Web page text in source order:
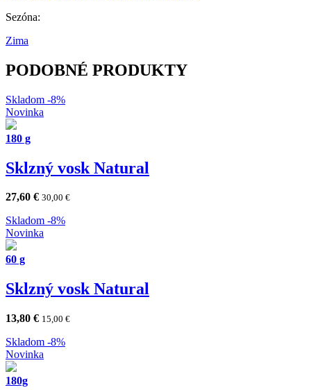
Sezóna:
Zima
PODOBNÉ PRODUKTY
Skladom -8%
Novinka
180 g
Sklzný vosk Natural
27,60 € 30,00 €
Skladom -8%
Novinka
60 g
Sklzný vosk Natural
13,80 € 15,00 €
Skladom -8%
Novinka
180g